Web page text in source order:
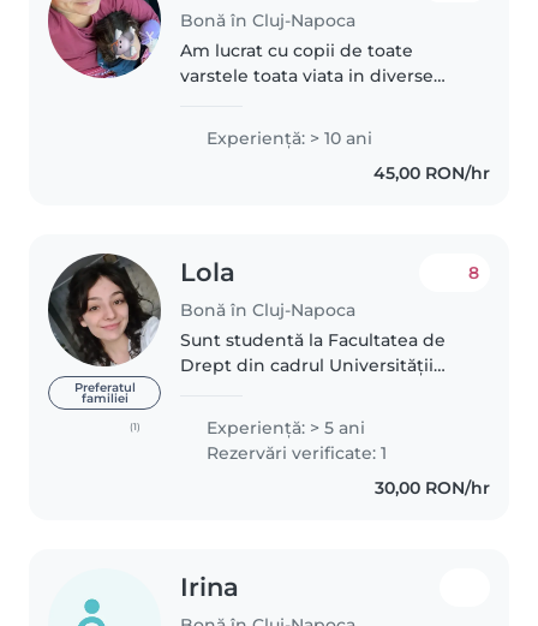
Bonă în Cluj-Napoca
Am lucrat cu copii de toate
varstele toata viata in diverse
bona in particular. De jumatate
de an ingrijesc part-time o bebe
de 9 luni acum, iar inainte..
Experienţă: > 10 ani
45,00 RON/hr
Preferatul
familiei
(1)
Lola
Bonă în Cluj-Napoca
8
Sunt studentă la Facultatea de
Drept din cadrul Universității
numeroasele mele pasiuni pot
aminti lectura, voluntariatul,
pictura și explorarea. Sunt o fire..
Experienţă: > 5 ani
Rezervări verificate: 1
30,00 RON/hr
Irina